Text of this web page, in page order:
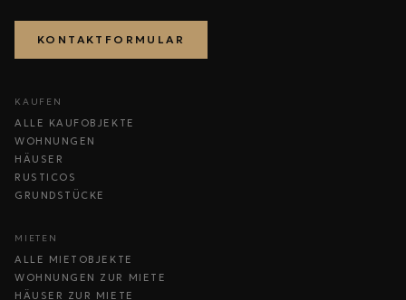
KONTAKTFORMULAR
KAUFEN
ALLE KAUFOBJEKTE
WOHNUNGEN
HÄUSER
RUSTICOS
GRUNDSTÜCKE
MIETEN
ALLE MIETOBJEKTE
WOHNUNGEN ZUR MIETE
HÄUSER ZUR MIETE